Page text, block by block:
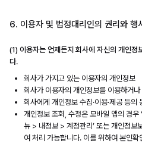
6. 이용자 및 법정대리인의 권리와 행
(1) 이용자는 언제든지 회사에 자신의 개인정
다.
회사가 가지고 있는 이용자의 개인정보
회사가 이용자의 개인정보를 이용하거
회사에게 개인정보 수집·이용·제공 등의
개인정보 조회, 수정은 모바일 앱의 경우
뉴 > 내정보 > 계정관리’ 또는 개인정보
여 처리 가능합니다. 이를 위하여 본인